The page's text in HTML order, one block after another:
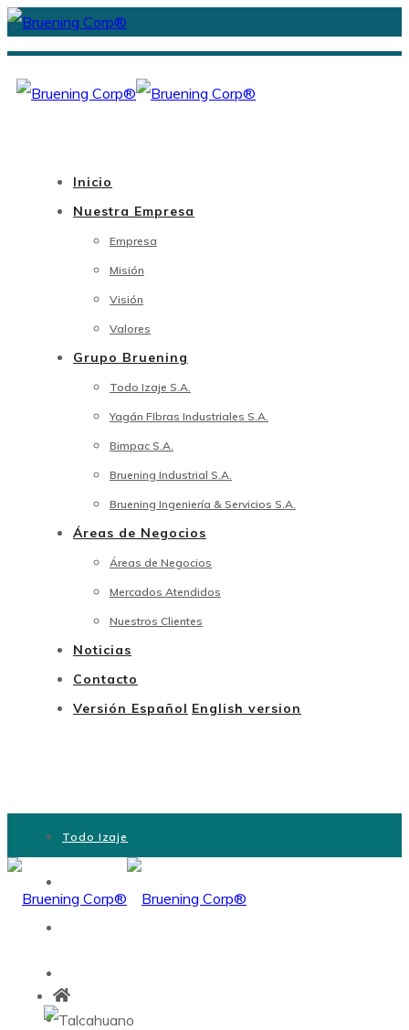
Inicio
Nuestra Empresa
Empresa
Misión
Visión
Valores
Grupo Bruening
Todo Izaje S.A.
Yagán FIbras Industriales S.A.
Bimpac S.A.
Bruening Industrial S.A.
Bruening Ingeniería & Servicios S.A.
Áreas de Negocios
Áreas de Negocios
Mercados Atendidos
Nuestros Clientes
Noticias
Contacto
Versión Español English version
Todo Izaje
Ecotracción